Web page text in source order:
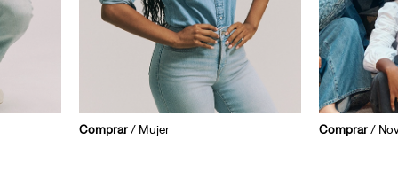
Comprar/ Mujer Comprar/